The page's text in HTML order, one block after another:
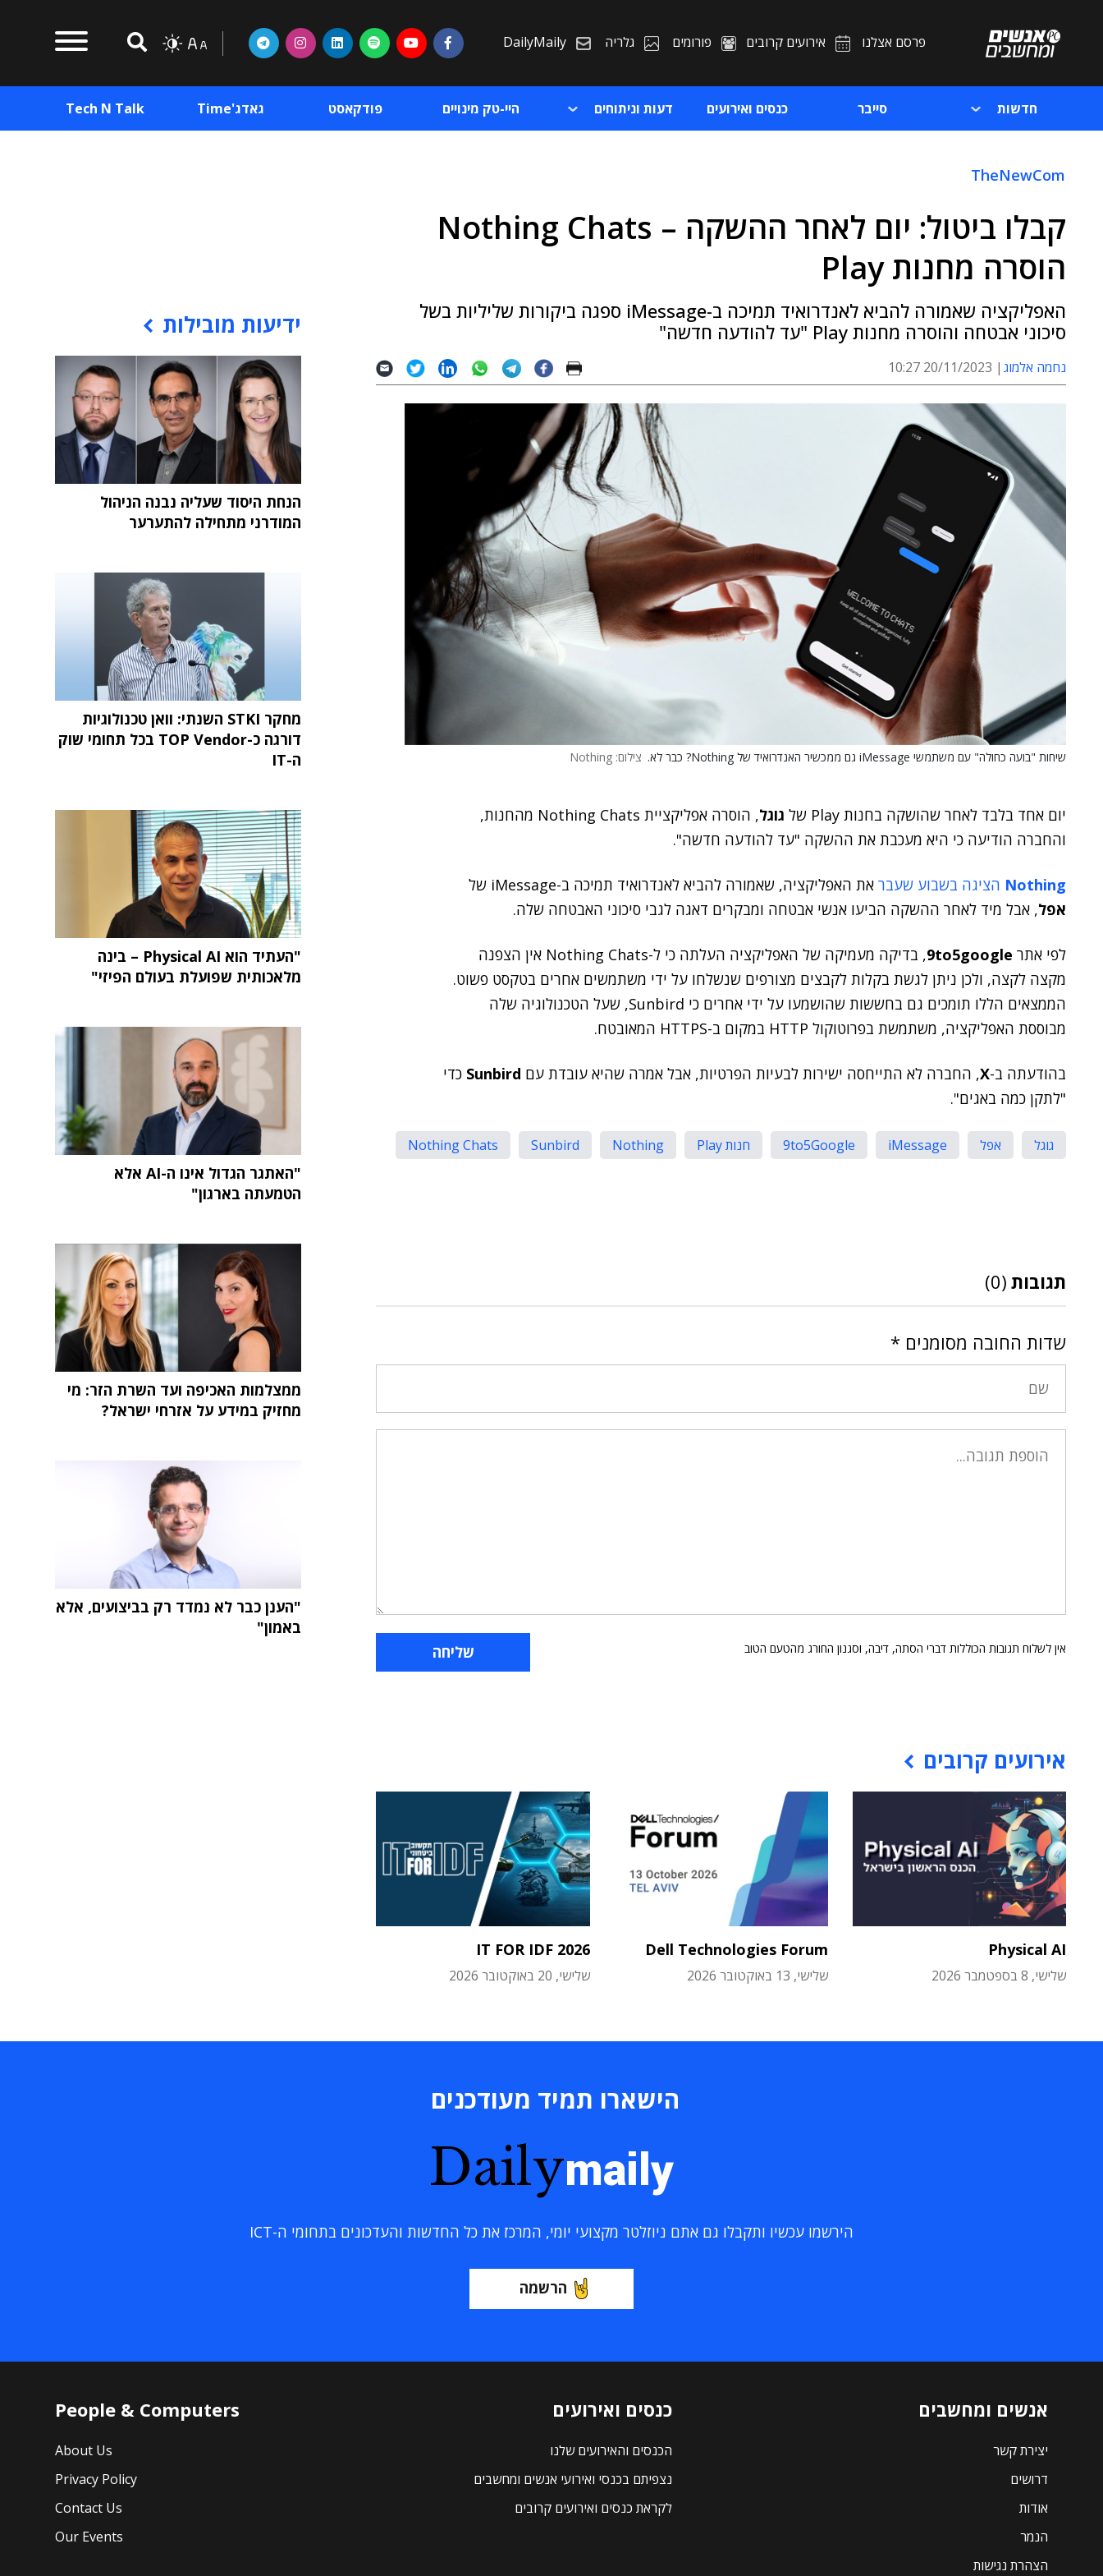
פרסם אצלנו אירועים קרובים פורומים גלריה DailyMaily
חדשות סייבר כנסים ואירועים דעות וניתוחים היי-טק מינויים פודקאסט גאדג'Time Tech N Talk
TheNewCom
קבלו ביטול: יום לאחר ההשקה – Nothing Chats
הוסרה מחנות Play
האפליקציה שאמורה להביא לאנדרואיד תמיכה ב-iMessage ספגה ביקורות שליליות בשל
סיכוני אבטחה והוסרה מחנות Play "עד להודעה חדשה"
נחמה אלמוג 20/11/2023 10:27
שיחות "בועה כחולה" עם משתמשי iMessage גם ממכשיר האנדרואיד של Nothing? כבר לא. צילום: Nothing
יום אחד בלבד לאחר שהושקה בחנות Play של גוגל
, הוסרה אפליקציית Nothing Chats מהחנות,
והחברה הודיעה כי היא מעכבת את ההשקה "עד להודעה חדשה".
Nothing הציגה בשבוע שעבר את האפליקציה, שאמורה להביא לאנדרואיד תמיכה ב-iMessage של
אפל, אבל מיד לאחר ההשקה הביעו אנשי אבטחה ומבקרים דאגה לגבי סיכוני האבטחה שלה.
לפי אתר 9to5google
, בדיקה מעמיקה של האפליקציה העלתה כי ל-Nothing Chats אין הצפנה
מקצה לקצה, ולכן ניתן לגשת בקלות לקבצים מצורפים שנשלחו על ידי משתמשים אחרים בטקסט פשוט.
הממצאים הללו תומכים גם בחששות שהושמעו על ידי אחרים כי Sunbird, שעל הטכנולוגיה שלה
מבוססת האפליקציה, משתמשת בפרוטוקול HTTP במקום ב-HTTPS המאובטח.
בהודעתה ב-X, החברה לא התייחסה ישירות לבעיות הפרטיות, אבל אמרה שהיא עובדת עם Sunbird כדי
"לתקן כמה באגים".
גוגל אפל iMessage
9to5Google חנות Play Nothing
Sunbird
Nothing Chats
תגובות (0)
שדות החובה מסומנים *
אין לשלוח תגובות הכוללות דברי הסתה, דיבה, וסגנון החורג מהטעם הטוב
אירועים קרובים
Physical AI
שלישי, 8 בספטמבר 2026
Dell Technologies Forum
שלישי, 13 באוקטובר 2026
IT FOR IDF 2026
שלישי, 20 באוקטובר 2026
ידיעות מובילות
הנחת היסוד שעליה נבנה הניהול
המודרני מתחילה להתערער
מחקר STKI השנתי: וואן טכנולוגיות
דורגה כ-TOP Vendor בכל תחומי שוק
ה-IT
"העתיד הוא Physical AI – בינה
מלאכותית שפועלת בעולם הפיזי"
"האתגר הגדול אינו ה-AI אלא
הטמעתה בארגון"
ממצלמות האכיפה ועד השרת הזר: מי
מחזיק במידע על אזרחי ישראל?
"הענן כבר לא נמדד רק בביצועים, אלא
באמון"
הישארו תמיד מעודכנים
Dailymaily
הירשמו עכשיו ותקבלו גם אתם ניוזלטר מקצועי יומי, המרכז את כל החדשות והעדכונים בתחומי ה-ICT
הרשמה
אנשים ומחשבים
יצירת קשר
דרושים
אודות
הנמר
הצהרת נגישות
כנסים ואירועים
הכנסים והאירועים שלנו
נצפיתם בכנסי ואירועי אנשים ומחשבים
לקראת כנסים ואירועים קרובים
People & Computers
About Us
Privacy Policy
Contact Us
Our Events